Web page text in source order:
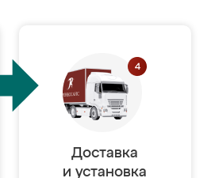
Доставка
и установка